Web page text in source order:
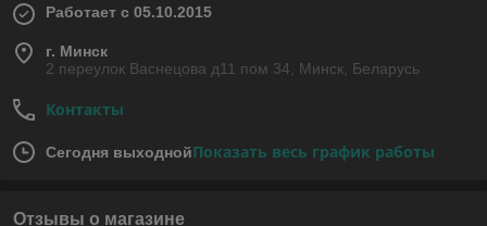
Работает с 05.10.2015
г. Минск
2 переулок Васнецова д11 пом 34, Минск, Беларусь
Контакты
Сегодня выходнойПоказать весь график работы
Отзывы о магазине